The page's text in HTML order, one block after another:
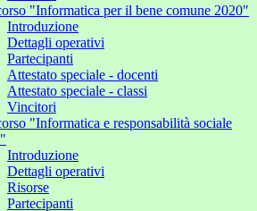
"Informatica per il bene comune 2020"
Introduzione
Dettagli operativi
Partecipanti
Attestato speciale - docenti
Attestato speciale - classi
Vincitori
"Informatica e responsabilità sociale
Introduzione
Dettagli operativi
Risorse
Partecipanti